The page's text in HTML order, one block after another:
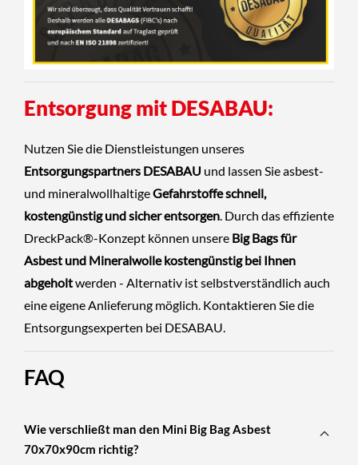
Entsorgung mit DESABAU:
Nutzen Sie die Dienstleistungen unseres
Entsorgungspartners DESABAU und lassen Sie asbest-
und mineralwollhaltigeGefahrstoffe schnell,
kostengünstig und sicher entsorgen . Durch das effiziente
DreckPack®-Konzept können unsere Big Bags für
Asbest und Mineralwolle kostengünstig bei Ihnen
abgeholtwerden - Alternativ ist selbstverständlich auch
eine eigene Anlieferung möglich. Kontaktieren Sie die
Entsorgungsexperten bei DESABAU
FAQ
Wie verschließt man den Mini Big Bag Asbest
70x70x90cm richtig?